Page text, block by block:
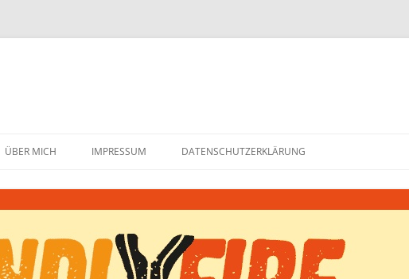
ÜBER MICH IMPRESSUM DATENSCHUTZERKLÄRUNG